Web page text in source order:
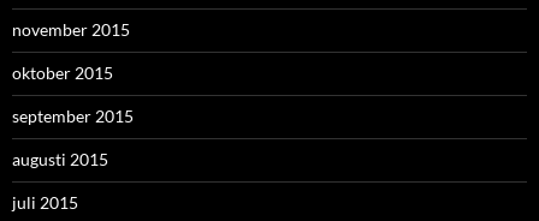
november 2015
oktober 2015
september 2015
augusti 2015
juli 2015